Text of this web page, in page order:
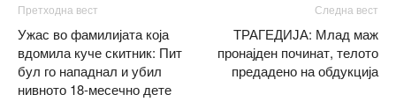
Претходна вест
Ужас во фамилијата која
вдомила куче скитник: Пит
бул го нападнал и убил
нивното 18-месечно дете
Следна вест
ТРАГЕДИЈА: Млад маж
пронајден починат, телото
предадено на обдукција